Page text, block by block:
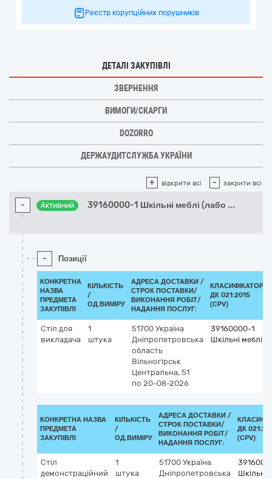
Реєстр корупційних порушників
ДЕТАЛІ ЗАКУПІВЛІ
ЗВЕРНЕННЯ
ВИМОГИ/СКАРГИ
DOZORRO
ДЕРЖАУДИТСЛУЖБА УКРАЇНИ
+ відкрити всі - закрити всі
- Активний 39160000-1 Шкільні меблі (лабо ...
- Позиції
КОНКРЕТНА
НАЗВА
ПРЕДМЕТА
ЗАКУПІВЛІ
КІЛЬКІСТЬ
/
ОД.ВИМІРУ
АДРЕСА ДОСТАВКИ /
СТРОК ПОСТАВКИ/
ВИКОНАННЯ РОБІТ/
НАДАННЯ ПОСЛУГ:
КЛАСИФІКАТОР
ДК 021:2015
(CPV)
Стіл для
викладача
1
штука
51700 Україна
Дніпропетровська
область
Вільногірськ
Центральна, 51
по 20-08-2026
39160000-1
Шкільні меблі
КОНКРЕТНА НАЗВА
ПРЕДМЕТА
ЗАКУПІВЛІ
КІЛЬКІСТЬ
/
ОД.ВИМІРУ
АДРЕСА ДОСТАВКИ /
СТРОК ПОСТАВКИ/
ВИКОНАННЯ РОБІТ/
НАДАННЯ ПОСЛУГ:
ДК
(CPV)
Стіл
демонстраційний
1
штука
51700 Україна
Дніпропетровська
Шкільні